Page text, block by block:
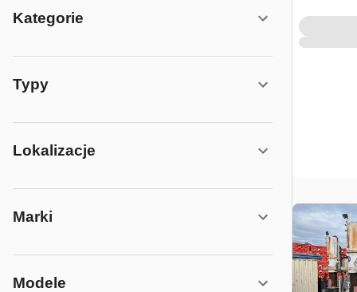
Kategorie
Typy
Lokalizacje
Marki
Modele